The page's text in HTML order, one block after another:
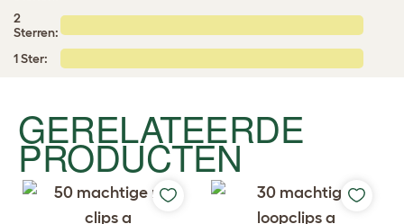
2
Sterren:
1 Ster:
GERELATEERDE
PRODUCTEN